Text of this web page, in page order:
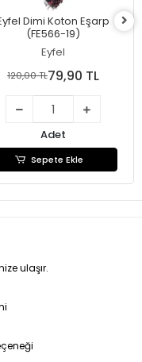
Dimi Koton Eşarp
(FE566-19)
Eyfel
120,00 TL79,90 TL
Adet
Sepete Ekle
ulaşır.